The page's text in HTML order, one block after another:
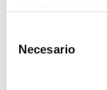
Necesario